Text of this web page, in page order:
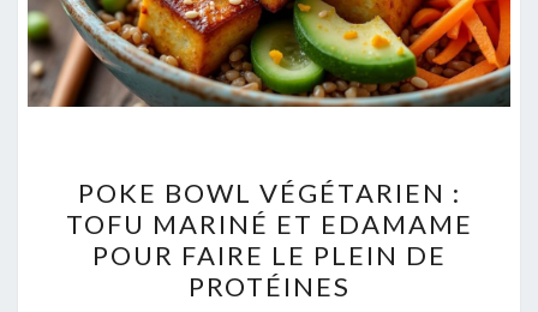
BOWL
VÉGÉTARIEN
TOFU
POKE BOWL VÉGÉTARIEN :
TOFU MARINÉ ET EDAMAME
POUR FAIRE LE PLEIN DE
PROTÉINES